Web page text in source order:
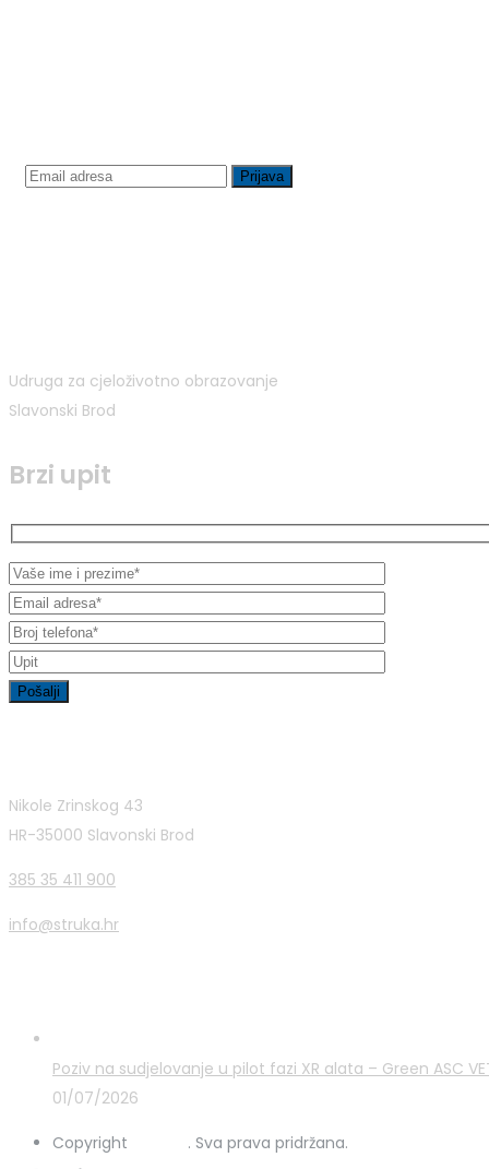
Udruga za cjeloživotno obrazovanje
Slavonski Brod
Brzi upit
Nikole Zrinskog 43
HR-35000 Slavonski Brod
385 35 411 900
info@struka.hr
Poziv na sudjelovanje u pilot fazi XR alata – Green ASC
01/07/2026
Copyright
. Sva prava pridržana.